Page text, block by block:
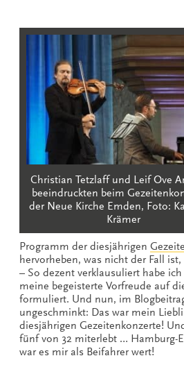
Christian Tetzlaff und Leif Ove
beeindruckten beim
der Neue Kirche Emden, Foto:
Krämer
Programm der diesjährigen
hervorheben, was nicht der Fall
– So dezent verklausuliert habe
meine begeisterte Vorfreude auf
formuliert. Und nun, im
ungeschminkt: Das war mein
diesjährigen Gezeitenkonzerte!
fünf von 32 miterlebt … Hamburg-
war es mir als Beifahrer wert!